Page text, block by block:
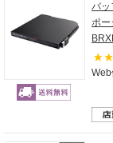
バッ
ポー